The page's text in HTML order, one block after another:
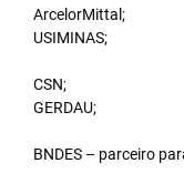
ArcelorMittal;
USIMINAS;
CSN;
GERDAU;
BNDES – parceiro